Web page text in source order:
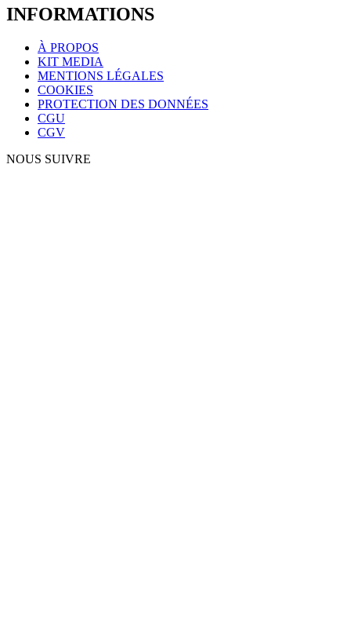
INFORMATIONS
À PROPOS
KIT MEDIA
MENTIONS LÉGALES
COOKIES
PROTECTION DES DONNÉES
CGU
CGV
NOUS SUIVRE